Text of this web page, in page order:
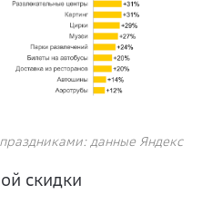
данные Яндекс
скидки